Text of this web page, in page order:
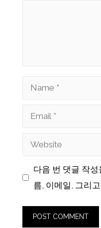
Name
Email
Website
다음 번 댓글 작
름, 이메일, 그리